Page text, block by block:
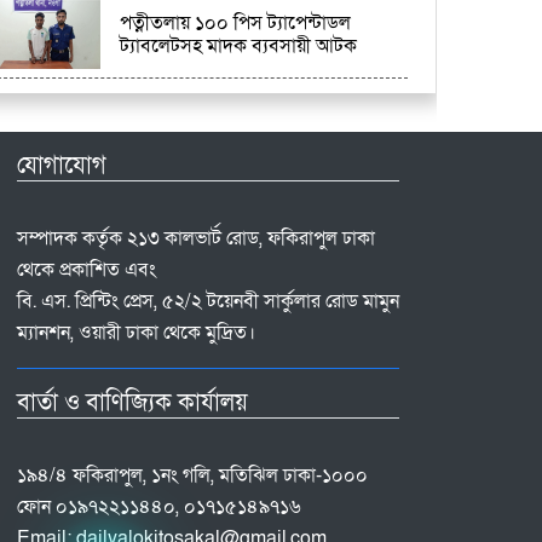
পত্নীতলায় ১০০ পিস ট্যাপেন্টাডল
ট্যাবলেটসহ মাদক ব্যবসায়ী আটক
যোগাযোগ
সম্পাদক কর্তৃক ২১৩ কালভার্ট রোড, ফকিরাপুল ঢাকা
থেকে প্রকাশিত এবং
বি. এস. প্রিন্টিং প্রেস, ৫২/২ টয়েনবী সার্কুলার রোড মামুন
ম্যানশন, ওয়ারী ঢাকা থেকে মুদ্রিত।
বার্তা ও বাণিজ্যিক কার্যালয়
১৯৪/৪ ফকিরাপুল, ১নং গলি, মতিঝিল ঢাকা-১০০০
ফোন ০১৯৭২২১১৪৪০, ০১৭১৫১৪৯৭১৬